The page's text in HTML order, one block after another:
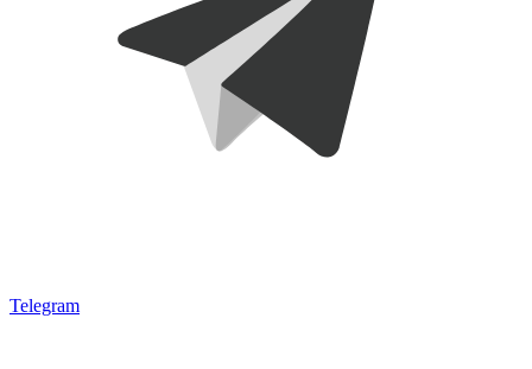
Telegram